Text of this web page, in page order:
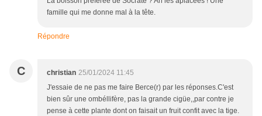
famille qui me donne mal à la tête.
Répondre
C christian 25/01/2024 11:45
J'essaie de ne pas me faire Berce(r) par les réponses.C'est
bien sûr une ombéllifère, pas la grande cigüe,,par contre je
pense à cette plante dont on faisait un fruit confit avec la tige.